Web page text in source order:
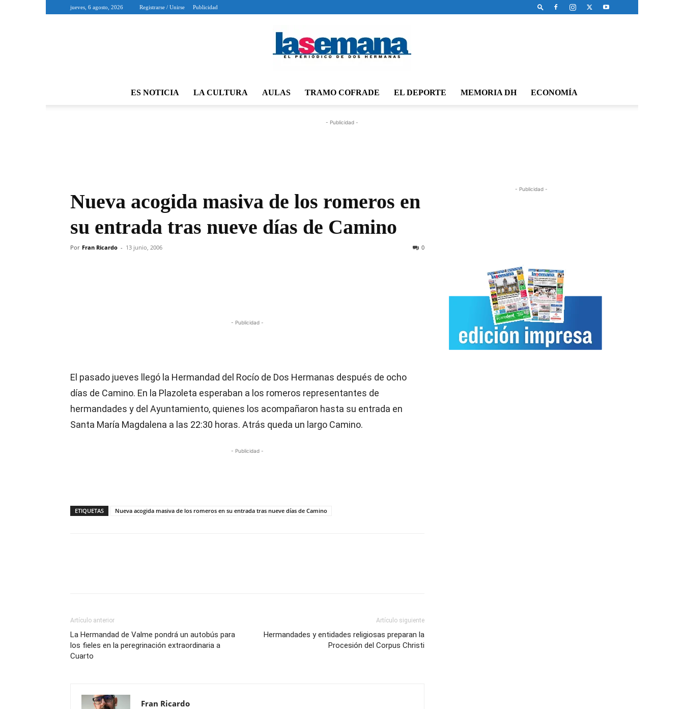
jueves, 6 agosto, 2026 Registrarse / Unirse Publicidad
Semana
ES NOTICIA LA CULTURA AULAS TRAMO COFRADE EL DEPORTE MEMORIA DH ECONOMÍA
- Publicidad -
Nueva acogida masiva de los romeros en
su entrada tras nueve días de Camino
Por Fran Ricardo - 13 junio, 2006 0
- Publicidad -
El pasado jueves llegó la Hermandad del Rocío de Dos Hermanas después de ocho
días de Camino. En la Plazoleta esperaban a los romeros representantes de
hermandades y del Ayuntamiento, quienes los acompañaron hasta su entrada en
Santa María Magdalena a las 22:30 horas. Atrás queda un largo Camino.
- Publicidad -
ETIQUETAS Nueva acogida masiva de los romeros en su entrada tras nueve días de Camino
Artículo anterior
La Hermandad de Valme pondrá un autobús para
los fieles en la peregrinación extraordinaria a
Cuarto
Artículo siguiente
Hermandades y entidades religiosas preparan la
Procesión del Corpus Christi
Fran Ricardo
- Publicidad -